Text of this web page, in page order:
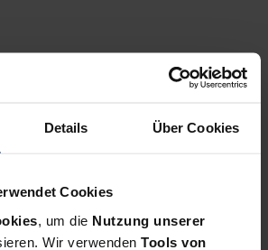
Details Über Cookies
Cookies
, um die Nutzung unserer
Wir verwenden Tools von
Regelungen haben sich auch die
bdp